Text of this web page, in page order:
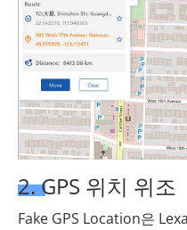
2. GPS 위치 위조
Fake GPS Location은